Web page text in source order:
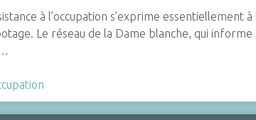
à l’occupation s’exprime
Le réseau de la Dame blanche, qui